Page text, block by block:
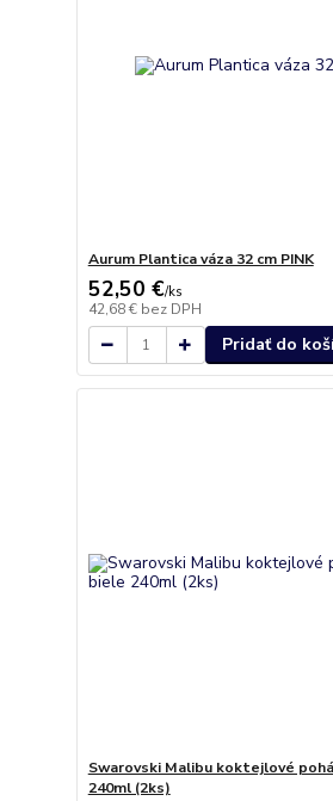
Aurum Plantica váza 32 cm PINK
52,50 €/ks
42,68 € bez DPH
Pridať do
Swarovski Malibu koktejlové
240ml (2ks)